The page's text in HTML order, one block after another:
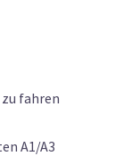
fahren
A1/A3